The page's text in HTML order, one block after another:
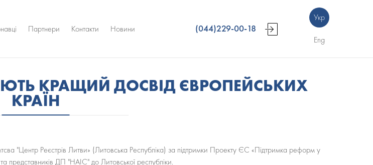
Партнери Контакти Новини (044)229-00-18
Укр
Eng
КРАЩИЙ ДОСВІД ЄВРОПЕЙСЬКИХ
КРАЇН
"Центр Реєстрів Литви» (Литовська Республіка) за підтримки Проекту ЄС «Підтримка реформ у
представників ДП "НАІС" до Литовської республіки.